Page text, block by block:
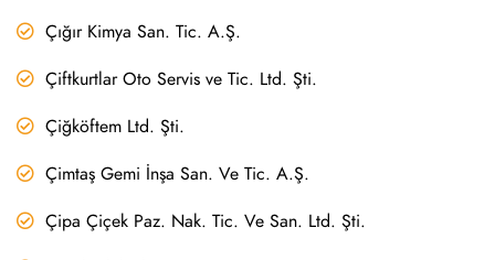
Çığır Kimya San. Tic. A.Ş.
Çiftkurtlar Oto Servis ve Tic. Ltd. Şti.
Çiğköftem Ltd. Şti.
Çimtaş Gemi İnşa San. Ve Tic. A.Ş.
Çipa Çiçek Paz. Nak. Tic. Ve San. Ltd. Şti.